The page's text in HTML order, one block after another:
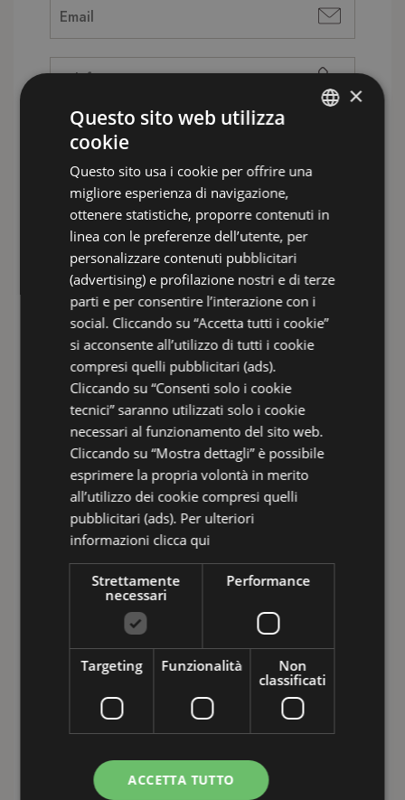
Arrivo Partenza
Trattamento
Camere
Camera 1
Adulti Bambini
Ho preso visione delle informazioni sul
trattamento dei dati ai sensi dell'art.
13 del Reg. UE 2016/679 raggiungibili
cliccando su questo link. Il titolare del
trattamento dei dati è HOTEL TIFFANY'S
SRL, potrà in ogni momento esercitare i
suoi diritti scrivendo a
info@hoteltiffanysriccione.com
Iscriviti alla Newsletter! Presto il mio
consenso a HOTEL TIFFANY'S SRL per
la ricezione tramite email della
promozionali con finalità di marketing, in
qualsiasi momento è possibile revocare
tale consenso disiscrivendosi con le
funzionalità indicate in tutte le email. Le
ENGLISH
GERMAN
×
Questo sito web utilizza
cookie
Questo sito usa i cookie per offrire una
migliore esperienza di navigazione,
ottenere statistiche, proporre contenuti in
linea con le preferenze dell’utente, per
personalizzare contenuti pubblicitari
(advertising) e profilazione nostri e di terze
parti e per consentire l’interazione con i
social. Cliccando su “Accetta tutti i cookie”
si acconsente all’utilizzo di tutti i cookie
compresi quelli pubblicitari (ads).
Cliccando su “Consenti solo i cookie
tecnici” saranno utilizzati solo i cookie
necessari al funzionamento del sito web.
Cliccando su “Mostra dettagli” è possibile
esprimere la propria volontà in merito
all’utilizzo dei cookie compresi quelli
pubblicitari (ads). Per ulteriori
informazioni clicca qui
Strettamente
necessari
Performance
Targeting Funzionalità
Non
classificati
ACCETTA TUTTO